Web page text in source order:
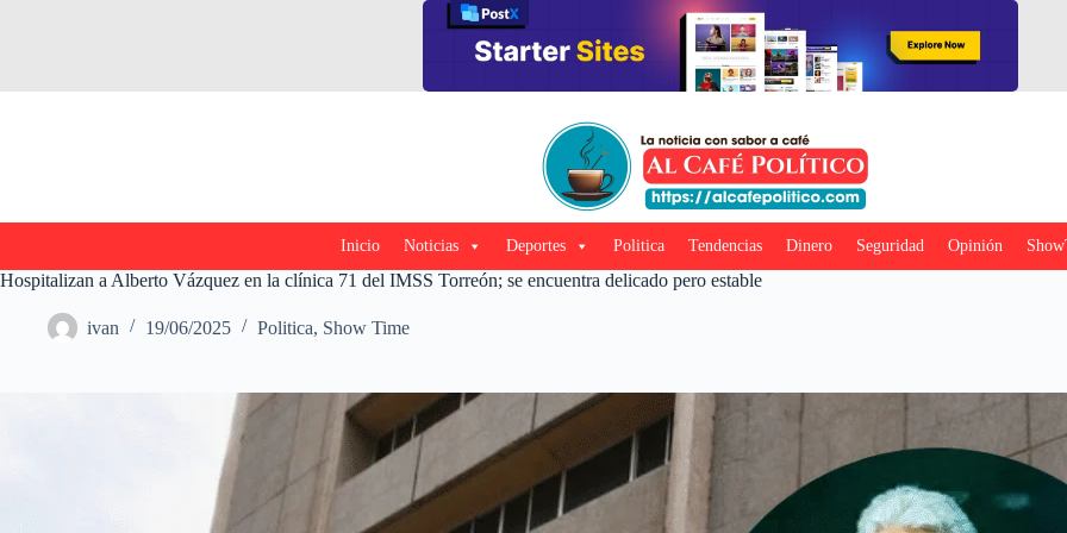
Inicio Noticias Deportes Politica Tendencias Dinero Seguridad Opinión
Hospitalizan a Alberto Vázquez en la clínica 71 del IMSS Torreón; se encuentra delicado pero estable
ivan 19/06/2025 Politica, Show Time